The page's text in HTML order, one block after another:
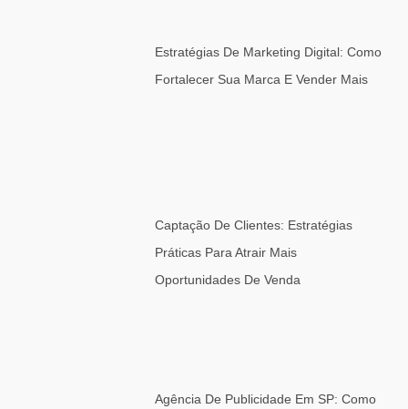
Estratégias De Marketing Digital: Como
Fortalecer Sua Marca E Vender Mais
Captação De Clientes: Estratégias
Práticas Para Atrair Mais
Oportunidades De Venda
Agência De Publicidade Em SP: Como